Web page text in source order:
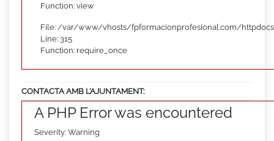
Function: view
File: /var/www/vhosts/fpformacionprofesional.com/
Line: 315
Function: require_once
CONTACTA AMB L’AJUNTAMENT:
A PHP Error was encountered
Severity: Warning